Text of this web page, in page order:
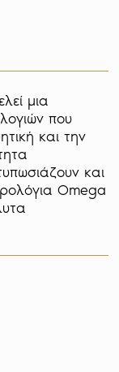
μια
που
και την
και
Omega